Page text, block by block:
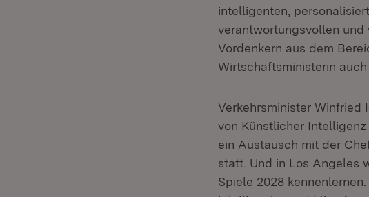
intelligenten,
verantwortungsvollen und
Vordenkern aus dem
Wirtschaftsministerin
Verkehrsminister Winfried
von Künstlicher
ein Austausch mit der
statt. Und in Los Angeles
Spiele 2028